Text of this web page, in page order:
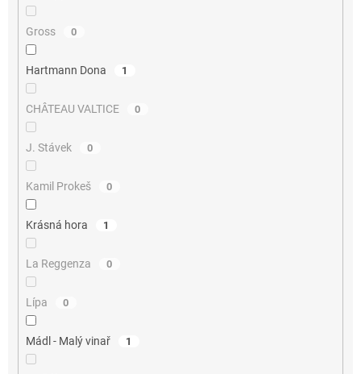
Gross 0
Hartmann Dona 1
CHÂTEAU VALTICE 0
J. Stávek 0
Kamil Prokeš 0
Krásná hora 1
La Reggenza 0
Lípa 0
Mádl - Malý vinař 1